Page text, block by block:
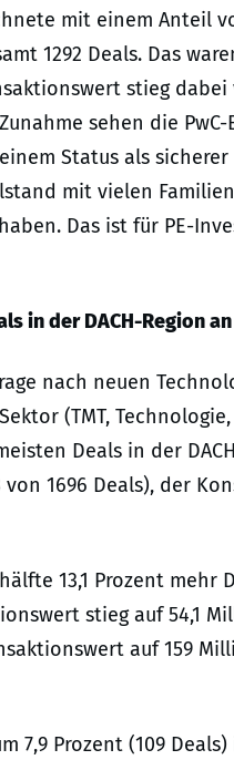
mit einem Anteil
1292 Deals. Das
stieg
sehen die
Status als
mit vielen
Das ist für PE-
in der DACH-Region an
nach neuen
(TMT,
Deals in der
1696 Deals), der
13,1 Prozent mehr
stieg auf 54,1
auf 159
7,9 Prozent (109